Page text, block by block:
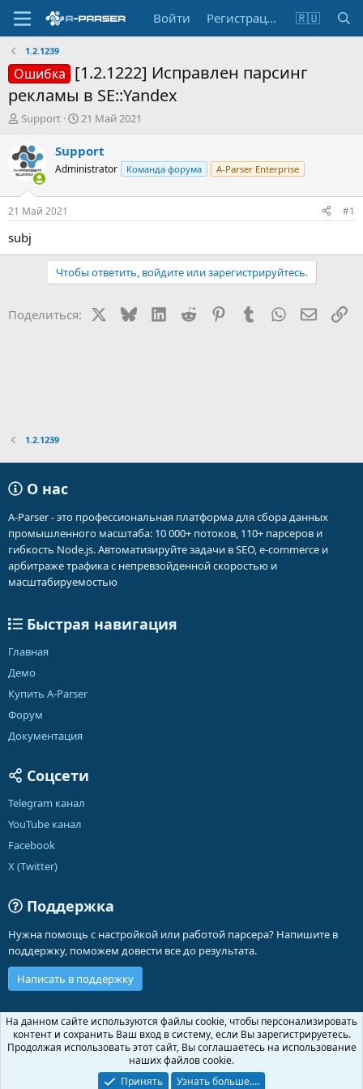
Войти Регистрация 🇷🇺
1.2.1239
Ошибка [1.2.1222] Исправлен парсинг
рекламы в SE::Yandex
А
т
о
р
т
е
м
ы
Support
Д
т
а
н
а
21 Май 2021
Support
Administrator Команда форума A-Parser Enterprise
21 Май 2021 #1
subj
Чтобы ответить, войдите или зарегистрируйтесь.
Поделиться: BlueskyLinkedIn
Reddit PinterestTumblr WhatsApp
1.2.1239
О нас
A-Parser - это профессиональная платформа для сбора данных
промышленного масштаба: 10 000+ потоков, 110+ парсеров и
гибкость Node.js. Автоматизируйте задачи в SEO, e-commerce и
арбитраже трафика с непревзойденной скоростью и
масштабируемостью
Быстрая навигация
Главная
Демо
Купить A-Parser
Форум
Документация
Соцсети
Telegram канал
YouTube канал
Facebook
X (Twitter)
Поддержка
Нужна помощь с настройкой или работой парсера? Напишите в
поддержку, поможем довести все до результата.
Написать в поддержку
Russian (RU)
Обратная связь
Условия и правила
Политика конфиденциальности
Помощь
Community platform by XenForo ® © 2010-2026 XenForo Ltd.
На данном сайте используются файлы cookie, чтобы персонализировать
контент и сохранить Ваш вход в систему, если Вы зарегистрируетесь.
Продолжая использовать этот сайт, Вы соглашаетесь на использование
наших файлов cookie.
Принять
Узнать больше.…